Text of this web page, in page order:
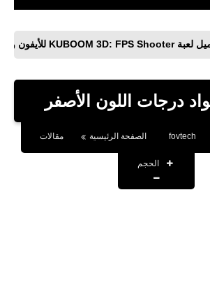
مواقع
اخبار
العاب
درجات اللون الأصفر
fovtech الصفحة الرئيسية مقالات
الحجم